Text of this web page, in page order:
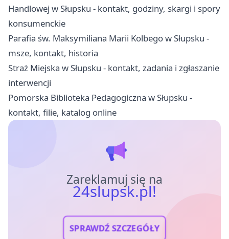
Handlowej w Słupsku - kontakt, godziny, skargi i spory
konsumenckie
Parafia św. Maksymiliana Marii Kolbego w Słupsku -
msze, kontakt, historia
Straż Miejska w Słupsku - kontakt, zadania i zgłaszanie
interwencji
Pomorska Biblioteka Pedagogiczna w Słupsku -
kontakt, filie, katalog online
Zareklamuj się na
24slupsk.pl!
SPRAWDŹ SZCZEGÓŁY